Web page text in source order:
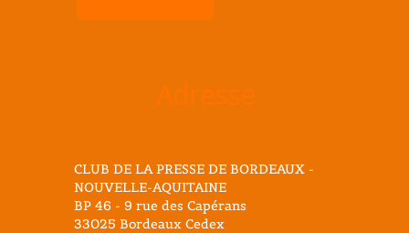
CLUB DE LA PRESSE DE BORDEAUX -
NOUVELLE-AQUITAINE
BP 46 - 9 rue des Capérans
33025 Bordeaux Cedex